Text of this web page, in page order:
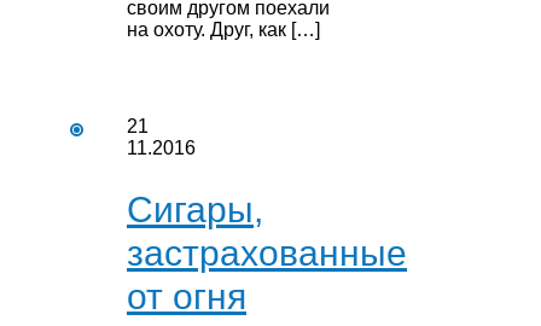
своим другом поехали
на охоту. Друг, как […]
21
11.2016
Сигары,
застрахованные
от огня